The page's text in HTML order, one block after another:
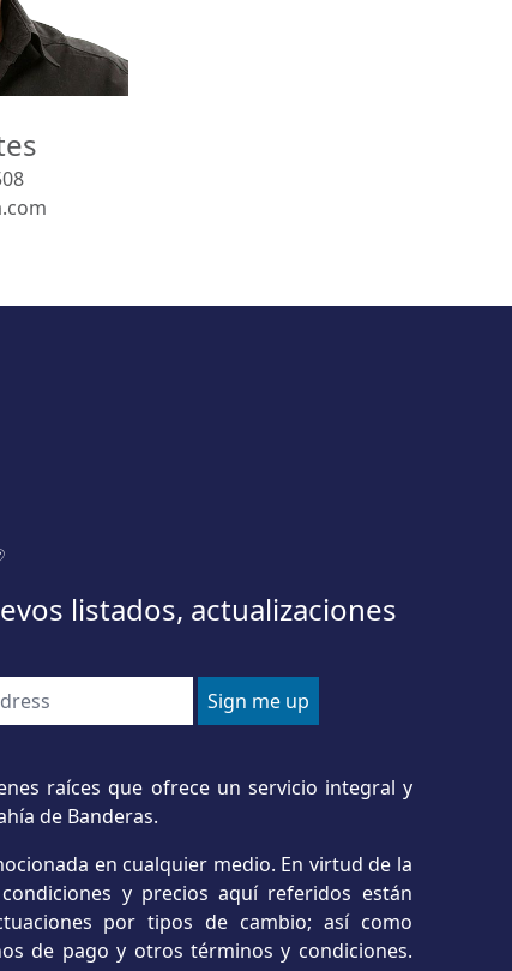
listados, actualizaciones
raíces que ofrece un servicio integral y
de Banderas.
en cualquier medio. En virtud de la
y precios aquí referidos están
por tipos de cambio; así como
de pago y otros términos y condiciones.